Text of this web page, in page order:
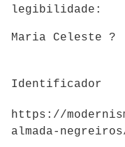
legibilidade:
Maria Celeste ?
Identificador
https://
almada-